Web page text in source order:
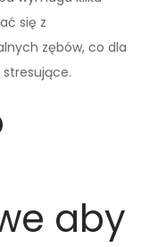
się z
zębów, co dla
aby